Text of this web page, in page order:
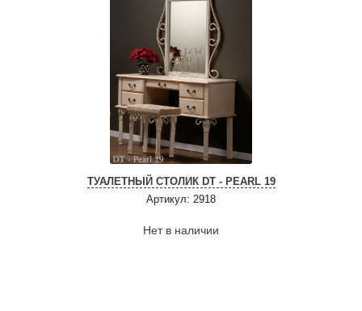
ТУАЛЕТНЫЙ СТОЛИК DT - PEARL 19
Артикул: 2918
Нет в наличии